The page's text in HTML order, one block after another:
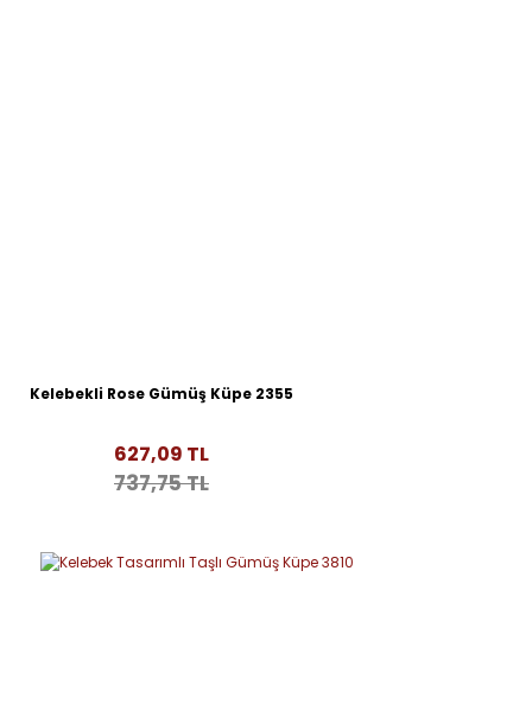
Kelebekli Rose Gümüş Küpe 2355
627,09 TL
737,75 TL